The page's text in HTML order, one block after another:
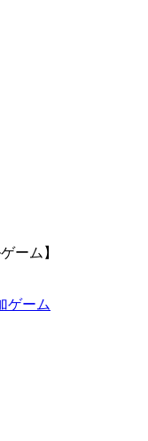
ーム】
ゲーム